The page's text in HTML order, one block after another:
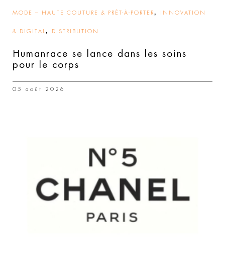
MODE – HAUTE COUTURE & PRÊT-À-PORTER, INNOVATION
& DIGITAL , DISTRIBUTION
Humanrace se lance dans les soins
pour le corps
05 août 2026